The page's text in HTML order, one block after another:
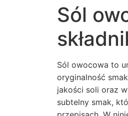
Sól
Sól owocowa to
oryginalność
jakości soli oraz
subtelny smak,